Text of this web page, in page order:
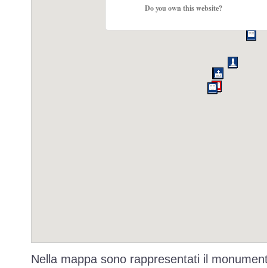
Do you own this website?
Nella mappa sono rappresentati il